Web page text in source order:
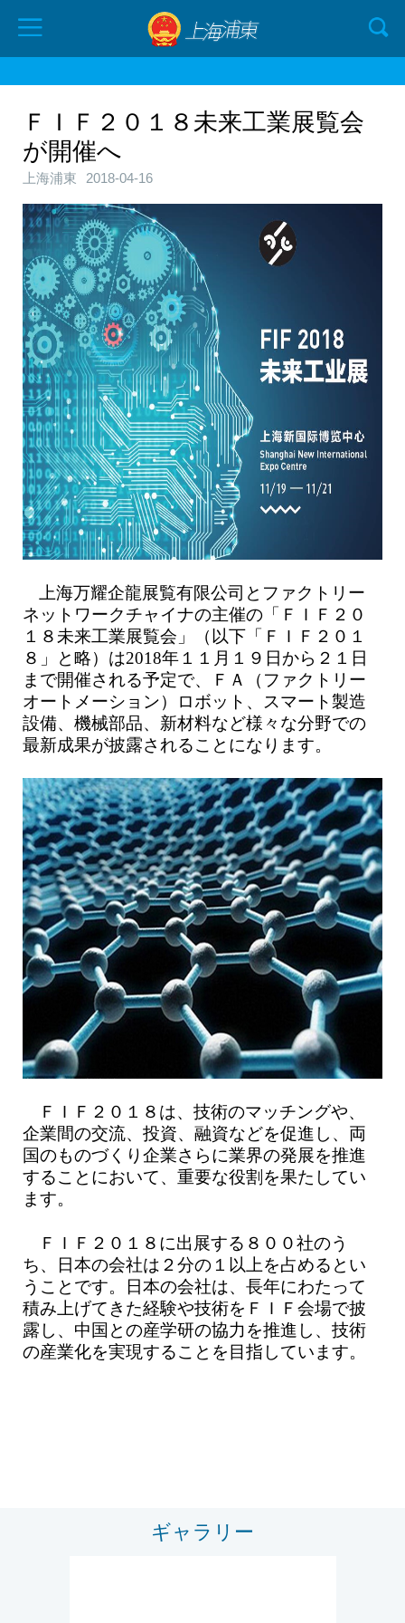
ＦＩＦ２０１８未来工業展覧会
が開催へ
上海浦東 2018-04-16
上海万耀企龍展覧有限公司とファクトリー
ネットワークチャイナの主催の「ＦＩＦ２０
１８未来工業展覧会」（以下「ＦＩＦ２０１
８」と略）は2018年１１月１９日から２１日
まで開催される予定で、ＦＡ（ファクトリー
オートメーション）ロボット、スマート製造
設備、機械部品、新材料など様々な分野での
最新成果が披露されることになります。
ＦＩＦ２０１８は、技術のマッチングや、
企業間の交流、投資、融資などを促進し、両
国のものづくり企業さらに業界の発展を推進
することにおいて、重要な役割を果たしてい
ます。
ＦＩＦ２０１８に出展する８００社のう
ち、日本の会社は２分の１以上を占めるとい
うことです。日本の会社は、長年にわたって
積み上げてきた経験や技術をＦＩＦ会場で披
露し、中国との産学研の協力を推進し、技術
の産業化を実現することを目指しています。
ギャラリー